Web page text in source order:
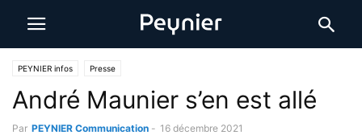
PEYNIER infos Presse
André Maunier s’en est allé
Par PEYNIER Communication - 16 décembre 2021